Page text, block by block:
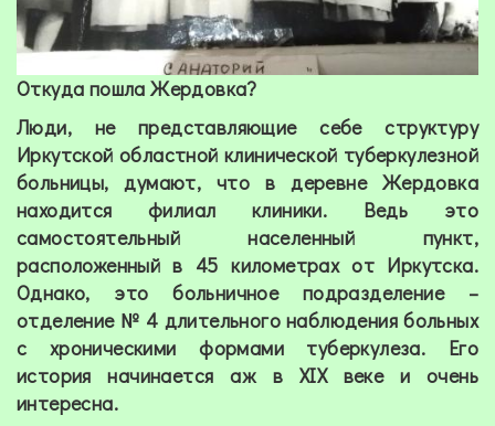
Откуда пошла Жердовка?
Люди, не представляющие себе структуру
Иркутской областной клинической туберкулезной
больницы, думают, что в деревне Жердовка
находится филиал клиники. Ведь это
самостоятельный населенный пункт,
расположенный в 45 километрах от Иркутска.
Однако, это больничное подразделение –
отделение № 4 длительного наблюдения больных
с хроническими формами туберкулеза. Его
история начинается аж в XIXвеке и очень
интересна.